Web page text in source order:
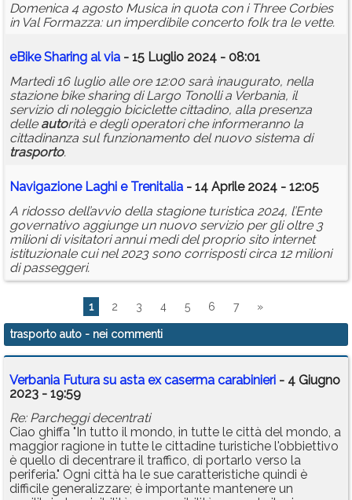
Domenica 4 agosto Musica in quota con i Three Corbies
in Val Formazza: un imperdibile concerto folk tra le vette.
eBike Sharing al via - 15 Luglio 2024 - 08:01
Martedì 16 luglio alle ore 12:00 sarà inaugurato, nella
stazione bike sharing di Largo Tonolli a Verbania, il
servizio di noleggio biciclette cittadino, alla presenza
delle autorità e degli operatori che informeranno la
cittadinanza sul funzionamento del nuovo sistema di
trasporto.
Navigazione Laghi e Trenitalia - 14 Aprile 2024 - 12:05
A ridosso dell’avvio della stagione turistica 2024, l’Ente
governativo aggiunge un nuovo servizio per gli oltre 3
milioni di visitatori annui medi del proprio sito internet
istituzionale cui nel 2023 sono corrisposti circa 12 milioni
di passeggeri.
1 2 3 4 5 6 7 »
trasporto auto - nei commenti
Verbania Futura su asta ex caserma carabinieri - 4 Giugno
2023 - 19:59
Re: Parcheggi decentrati
Ciao ghiffa "In tutto il mondo, in tutte le città del mondo, a
maggior ragione in tutte le cittadine turistiche l'obbiettivo
è quello di decentrare il traffico, di portarlo verso la
periferia." Ogni città ha le sue caratteristiche quindi è
difficile generalizzare; è importante mantenere un